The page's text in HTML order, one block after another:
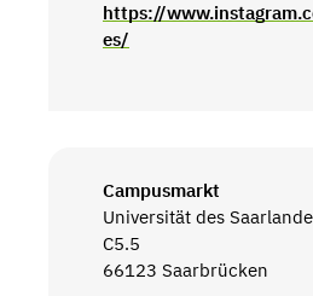
https://
es/
Campusmarkt
Universität des
C5.5
66123 Saarbrücken